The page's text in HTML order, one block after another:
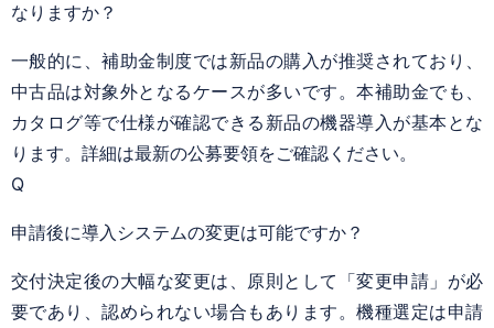
なりますか？
一般的に、補助金制度では新品の購入が推奨されており、
中古品は対象外となるケースが多いです。本補助金でも、
カタログ等で仕様が確認できる新品の機器導入が基本とな
ります。詳細は最新の公募要領をご確認ください。
Q
申請後に導入システムの変更は可能ですか？
交付決定後の大幅な変更は、原則として「変更申請」が必
要であり、認められない場合もあります。機種選定は申請